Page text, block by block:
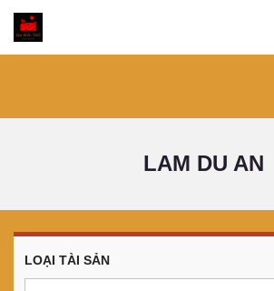
LAM DU AN
LOẠI TÀI SẢN